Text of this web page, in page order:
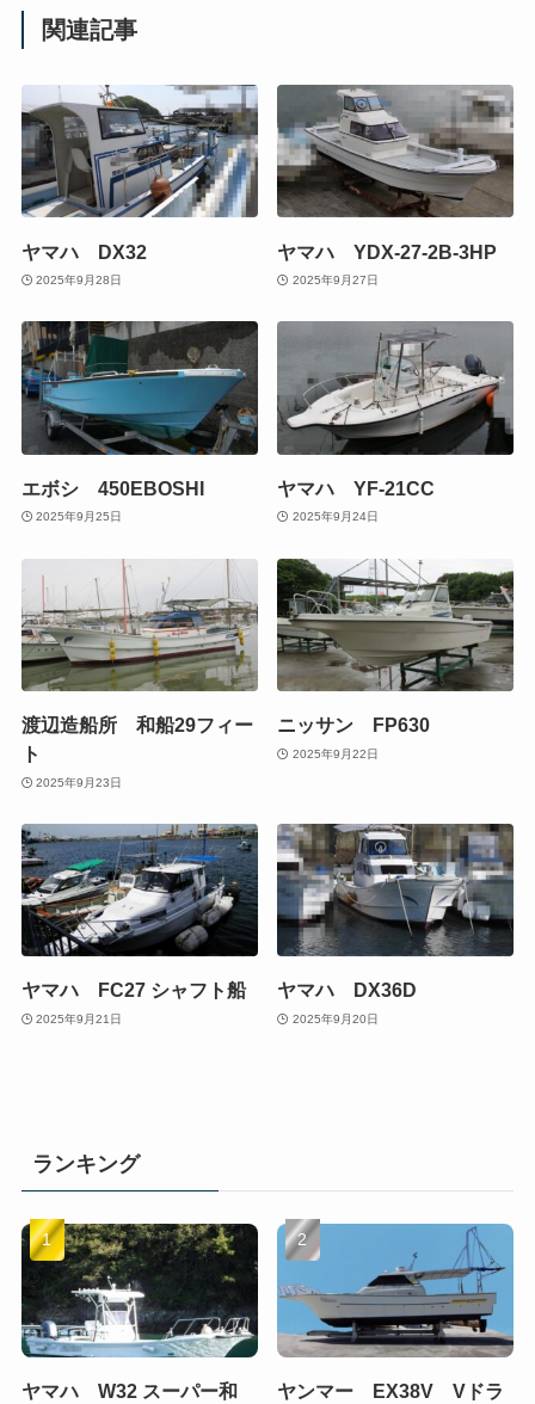
関連記事
ヤマハ DX32
2025年9月28日
ヤマハ YDX-27-2B-3HP
2025年9月27日
エボシ 450EBOSHI
2025年9月25日
ヤマハ YF-21CC
2025年9月24日
渡辺造船所 和船29フィー
ト
2025年9月23日
ニッサン FP630
2025年9月22日
ヤマハ FC27 シャフト船
2025年9月21日
ヤマハ DX36D
2025年9月20日
ランキング
ヤマハ W32 スーパー和 ヤンマー EX38V Vドラ